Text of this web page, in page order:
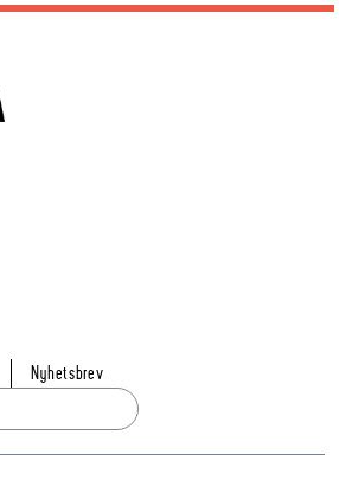
Nyhetsbrev